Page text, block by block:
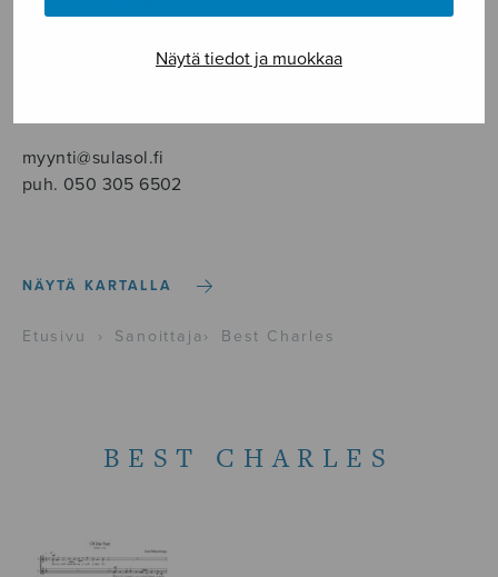
Näytä tiedot ja muokkaa
myynti@sulasol.fi
puh. 050 305 6502
NÄYTÄ KARTALLA
Etusivu › Sanoittaja › Best Charles
BEST CHARLES